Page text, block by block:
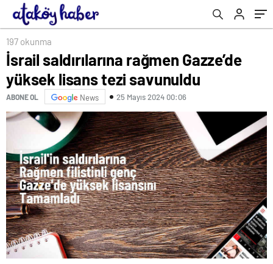
197 okunma
İsrail saldırılarına rağmen Gazze’de
yüksek lisans tezi savunuldu
ABONE OL News 25 Mayıs 2024 00:06